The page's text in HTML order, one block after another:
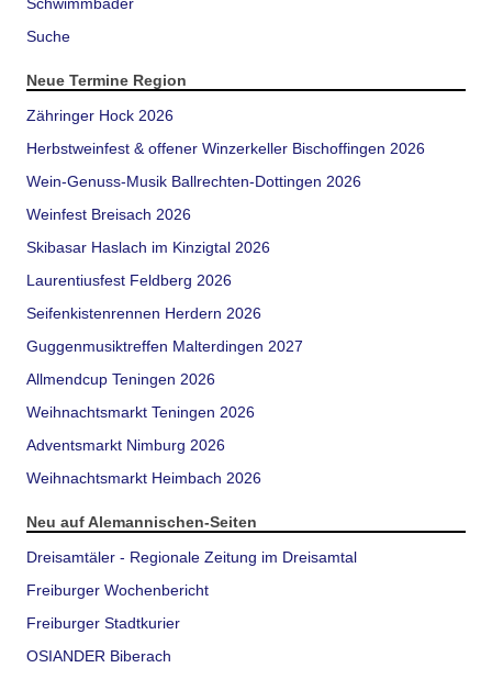
Suche
Neue Termine Region
Zähringer Hock 2026
Herbstweinfest & offener Winzerkeller Bischoffingen 2026
Wein-Genuss-Musik Ballrechten-Dottingen 2026
Weinfest Breisach 2026
Skibasar Haslach im Kinzigtal 2026
Laurentiusfest Feldberg 2026
Seifenkistenrennen Herdern 2026
Guggenmusiktreffen Malterdingen 2027
Allmendcup Teningen 2026
Weihnachtsmarkt Teningen 2026
Adventsmarkt Nimburg 2026
Weihnachtsmarkt Heimbach 2026
Neu auf Alemannischen-Seiten
Dreisamtäler - Regionale Zeitung im Dreisamtal
Freiburger Wochenbericht
Freiburger Stadtkurier
OSIANDER Biberach